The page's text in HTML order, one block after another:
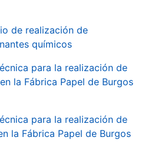
de realización de
químicos
para la realización de
la Fábrica Papel de Burgos
para la realización de
la Fábrica Papel de Burgos